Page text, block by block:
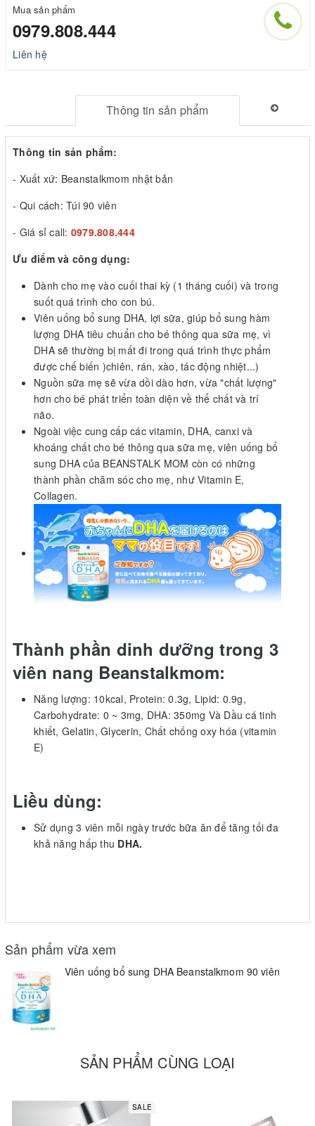
Mua sản phẩm
0979.808.444
Liên hệ
Thông tin sản phẩm
Thông tin sản phẩm:
- Xuất xứ: Beanstalkmom nhật bản
- Qui cách: Túi 90 viên
- Giá sỉ call: 0979.808.444
Ưu điểm và công dụng:
Dành cho mẹ vào cuối thai kỳ (1 tháng cuối) và trong
suốt quá trình cho con bú.
Viên uống bổ sung DHA, lợi sữa, giúp bổ sung hàm
lượng DHA tiêu chuẩn cho bé thông qua sữa mẹ, vì
DHA sẽ thường bị mất đi trong quá trình thực phẩm
được chế biến )chiên, rán, xào, tác động nhiệt...)
Nguồn sữa mẹ sẽ vừa dồi dào hơn, vừa "chất lượng"
hơn cho bé phát triển toàn diện về thể chất và trí
não.
Ngoài việc cung cấp các vitamin, DHA, canxi và
khoáng chất cho bé thông qua sữa mẹ, viên uống bổ
sung DHA của BEANSTALK MOM còn có những
thành phần chăm sóc cho mẹ, như Vitamin E,
Collagen.
Thành phần dinh dưỡng trong 3
viên nang Beanstalkmom:
Năng lượng: 10kcal, Protein: 0.3g, Lipid: 0.9g,
Carbohydrate: 0 ~ 3mg, DHA: 350mg Và Dầu cá tinh
khiết, Gelatin, Glycerin, Chất chống oxy hóa (vitamin
E)
Liều dùng:
Sử dụng 3 viên mỗi ngày trước bữa ăn để tăng tối đa
khả năng hấp thu DHA.
Sản phẩm vừa xem
Viên uống bổ sung DHA Beanstalkmom 90 viên
SẢN PHẨM CÙNG LOẠI
SALE